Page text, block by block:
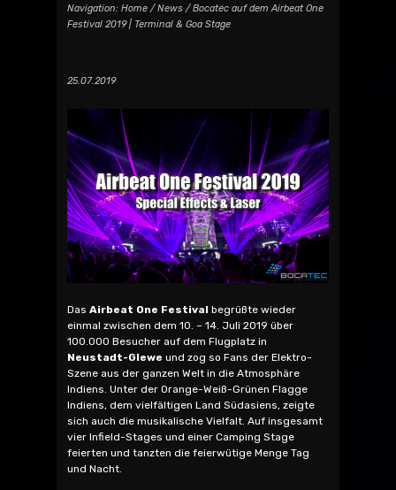
Navigation: Home /News / Bocatec auf dem Airbeat One
Festival 2019 | Terminal & Goa Stage
25.07.2019
Das Airbeat One Festival begrüßte wieder
einmal zwischen dem 10. – 14. Juli 2019 über
100.000 Besucher auf dem Flugplatz in
Neustadt-Glewe und zog so Fans der Elektro-
Szene aus der ganzen Welt in die Atmosphäre
Indiens. Unter der Orange-Weiß-Grünen Flagge
Indiens, dem vielfältigen Land Südasiens, zeigte
sich auch die musikalische Vielfalt. Auf insgesamt
vier Infield-Stages und einer Camping Stage
feierten und tanzten die feierwütige Menge Tag
und Nacht.